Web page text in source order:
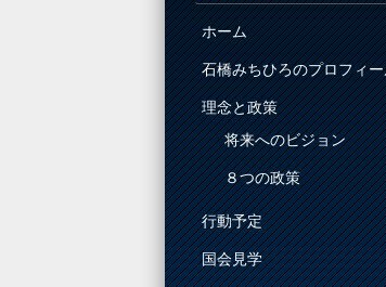
ホーム
石橋みちひろのプロフィ
理念と政策
将来へのビジョン
８つの政策
行動予定
国会見学